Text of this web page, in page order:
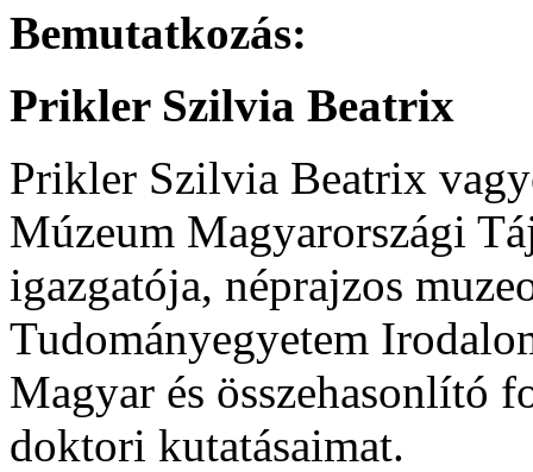
Bemutatkozás:
Prikler Szilvia Beatrix
Prikler Szilvia Beatrix
Múzeum Magyarországi
igazgatója, néprajzos
Tudományegyetem
Magyar és összehasonlító
doktori kutatásaimat.